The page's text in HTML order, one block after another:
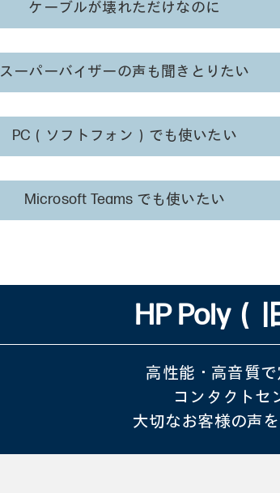
ケーブルが壊れただけなのに
スーパーバイザーの声も聞きとりたい
PC（ソフトフォン）でも使いたい
Microsoft Teams でも使いたい
HP Poly（
高性能・高音質
コンタクトセ
大切なお客様の声